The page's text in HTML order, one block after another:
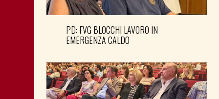
PD: FVG BLOCCHI LAVORO IN
EMERGENZA CALDO